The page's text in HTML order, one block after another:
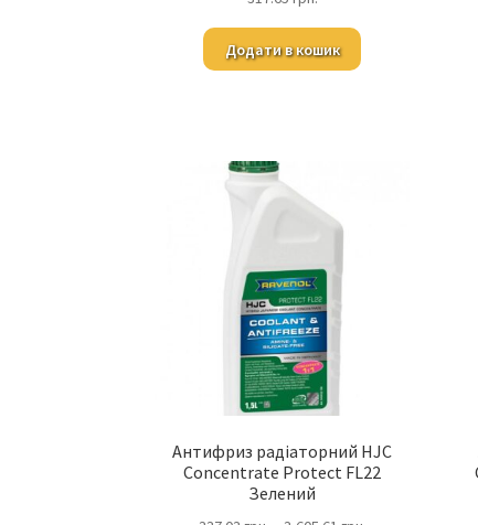
Додати в кошик
Антифриз радіаторний HJC
Concentrate Protect FL22
Зелений